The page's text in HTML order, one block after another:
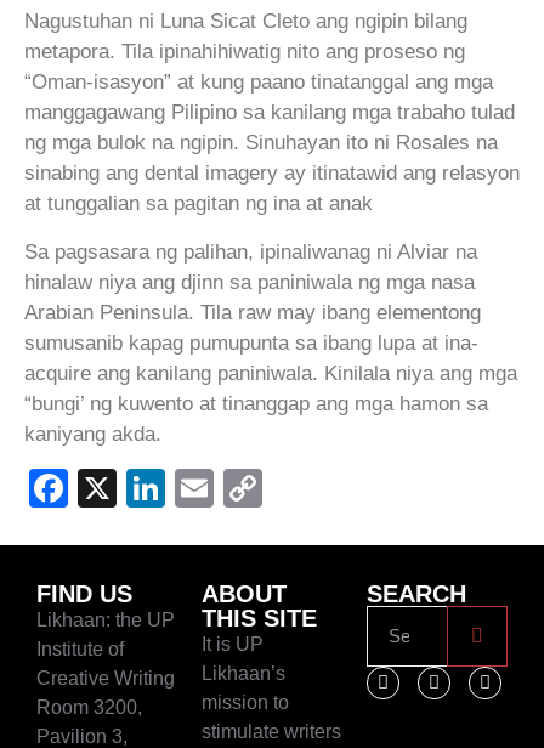
Nagustuhan ni Luna Sicat Cleto ang ngipin bilang
metapora. Tila ipinahihiwatig nito ang proseso ng
“Oman-isasyon” at kung paano tinatanggal ang mga
manggagawang Pilipino sa kanilang mga trabaho tulad
ng mga bulok na ngipin. Sinuhayan ito ni Rosales na
sinabing ang dental imagery ay itinatawid ang relasyon
at tunggalian sa pagitan ng ina at anak
Sa pagsasara ng palihan, ipinaliwanag ni Alviar na
hinalaw niya ang djinn sa paniniwala ng mga nasa
Arabian Peninsula. Tila raw may ibang elementong
sumusanib kapag pumupunta sa ibang lupa at ina-
acquire ang kanilang paniniwala. Kinilala niya ang mga
“bungi’ ng kuwento at tinanggap ang mga hamon sa
kaniyang akda.
Facebook
X LinkedIn
Email
FIND US
Likhaan: the UP
Institute of
Creative Writing
Room 3200,
Pavilion 3,
ABOUT
THIS SITE
It is UP
Likhaan’s
mission to
stimulate writers
SEARCH